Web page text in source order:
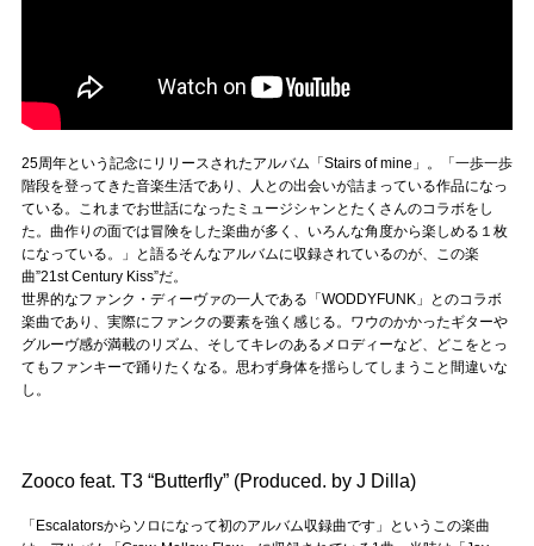
25周年という記念にリリースされたアルバム「Stairs of mine」。「一歩一歩
階段を登ってきた音楽生活であり、人との出会いが詰まっている作品になっ
ている。これまでお世話になったミュージシャンとたくさんのコラボをし
た。曲作りの面では冒険をした楽曲が多く、いろんな角度から楽しめる１枚
になっている。」と語るそんなアルバムに収録されているのが、この楽
曲”21st Century Kiss”だ。
世界的なファンク・ディーヴァの一人である「WODDYFUNK」とのコラボ
楽曲であり、実際にファンクの要素を強く感じる。ワウのかかったギターや
グルーヴ感が満載のリズム、そしてキレのあるメロディーなど、どこをとっ
てもファンキーで踊りたくなる。思わず身体を揺らしてしまうこと間違いな
し。
Zooco feat. T3 “Butterfly” (Produced. by J Dilla)
「Escalatorsからソロになって初のアルバム収録曲です」というこの楽曲